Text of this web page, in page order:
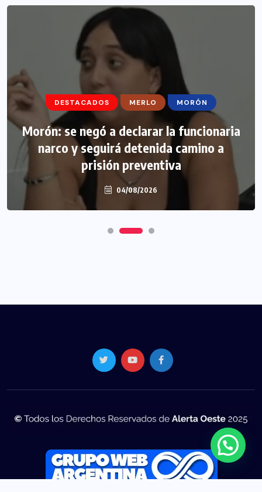
DESTACADOS MERLO MORÓN
Morón: se negó a declarar la funcionaria
narco y seguirá detenida camino a
prisión preventiva
04/08/2026